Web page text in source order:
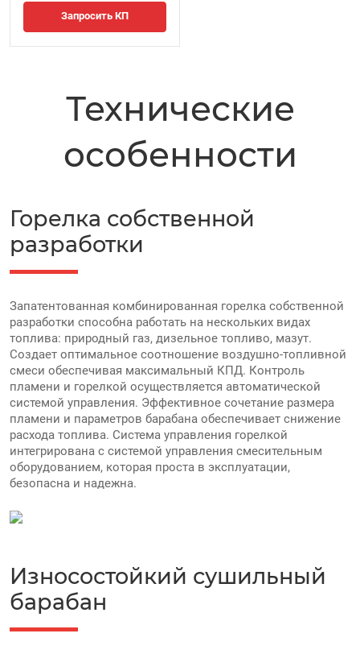
Запросить КП
Технические
особенности
Горелка собственной
разработки
Запатентованная комбинированная горелка собственной
разработки cпособна работать на нескольких видах
топлива: природный газ, дизельное топливо, мазут.
Создает оптимальное соотношение воздушно-топливной
смеси обеспечивая максимальный КПД. Контроль
пламени и горелкой осуществляется автоматической
системой управления. Эффективное сочетание размера
пламени и параметров барабана обеспечивает снижение
расхода топлива. Система управления горелкой
интегрирована с системой управления смесительным
оборудованием, которая проста в эксплуатации,
безопасна и надежна.
Износостойкий сушильный
барабан